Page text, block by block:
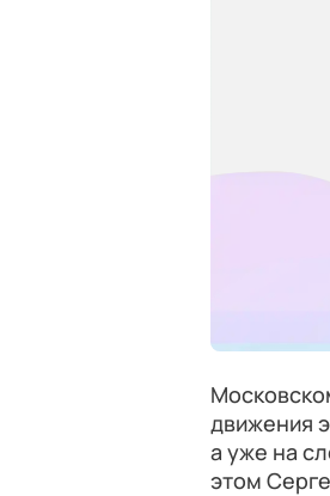
движения
а уже на
этом